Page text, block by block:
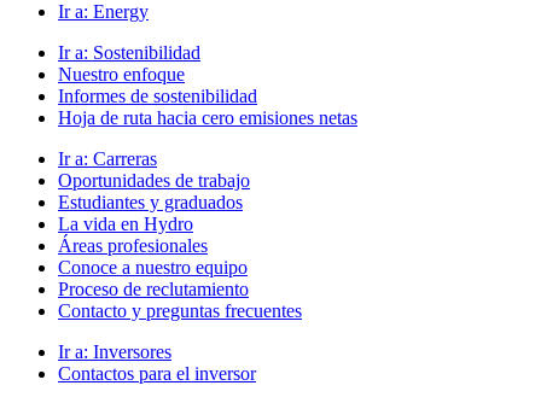
Ir a: Energy
Ir a: Sostenibilidad
Nuestro enfoque
Informes de sostenibilidad
Hoja de ruta hacia cero emisiones netas
Ir a: Carreras
Oportunidades de trabajo
Estudiantes y graduados
La vida en Hydro
Áreas profesionales
Conoce a nuestro equipo
Proceso de reclutamiento
Contacto y preguntas frecuentes
Ir a: Inversores
Contactos para el inversor